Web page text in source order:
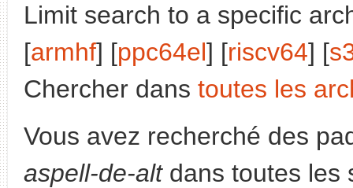
Limit search to a specific
[armhf] [ppc64el] [riscv64] [
Chercher dans toutes les
Vous avez recherché des
aspell-de-altdans toutes les